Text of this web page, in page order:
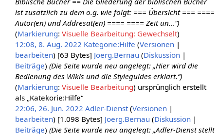
ist zusätzlich zu dem o.g. wie folgt: === Übersicht === ====
Autor(en) und Addresat(en) ==== ==== Zeit un…“)
Markierung:Visuelle Bearbeitung: Gewechselt
12:08, 8. Aug. 2022 Kategorie:Hilfe (Versionen |
bearbeiten) ‎ [63 Bytes] Joerg.Bernau (Diskussion |
Beiträge) (Die Seite wurde neu angelegt: „Hier wird die
Bedienung des Wikis und die Styleguides erklärt.“)
Markierung:Visuelle Bearbeitung ursprünglich erstellt
als „Katekorie:Hilfe“
22:06, 26. Jun. 2022 ‎Adler-Dienst(Versionen |
bearbeiten) ‎ [1.098 Bytes] Joerg.Bernau (Diskussion |
Beiträge) (Die Seite wurde neu angelegt: „Adler-Dienst stellt